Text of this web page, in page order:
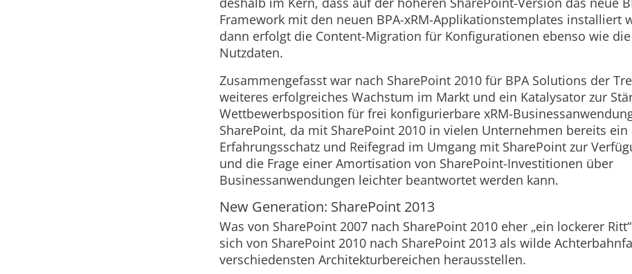
Framework mit den neuen BPA-xRM-Applikationstemplates installiert
dann erfolgt die Content-Migration für Konfigurationen ebenso wie
Nutzdaten.
Zusammengefasst war nach SharePoint 2010 für BPA Solutions der
weiteres erfolgreiches Wachstum im Markt und ein Katalysator zur
Wettbewerbsposition für frei konfigurierbare xRM-
SharePoint, da mit SharePoint 2010 in vielen Unternehmen bereits
Erfahrungsschatz und Reifegrad im Umgang mit SharePoint zur
und die Frage einer Amortisation von SharePoint-Investitionen über
Businessanwendungen leichter beantwortet werden kann.
New Generation: SharePoint 2013
Was von SharePoint 2007 nach SharePoint 2010 eher „ein lockerer
sich von SharePoint 2010 nach SharePoint 2013 als wilde
verschiedensten Architekturbereichen herausstellen.